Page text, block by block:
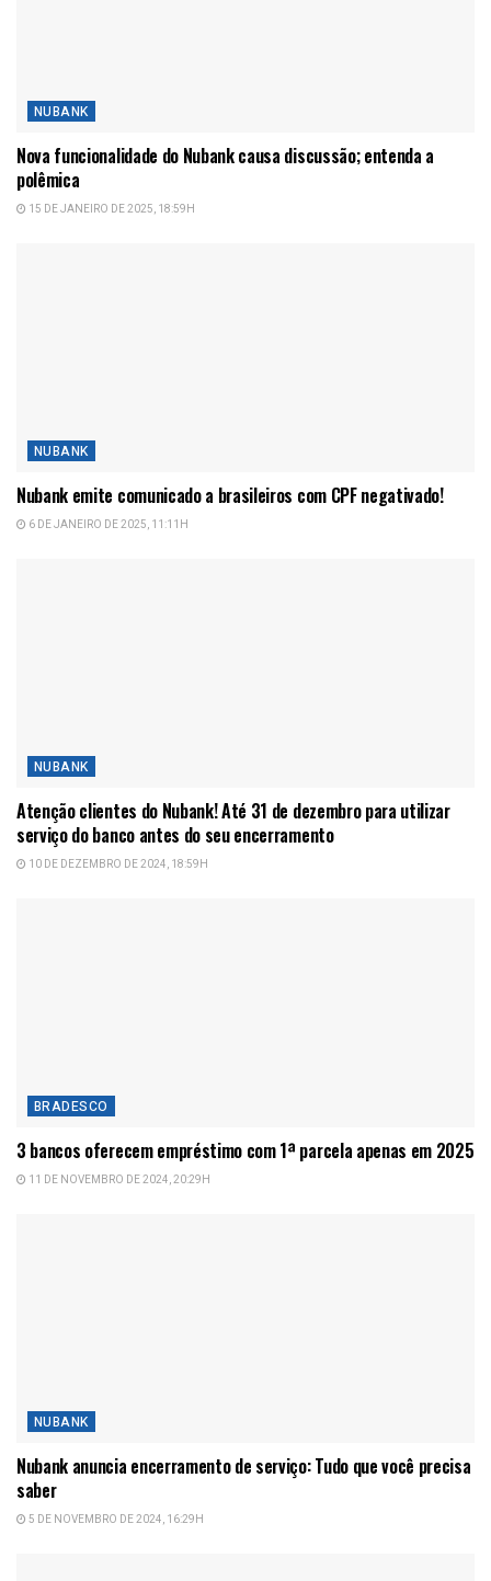
NUBANK
Nova funcionalidade do Nubank causa discussão; entenda a
polêmica
15 DE JANEIRO DE 2025, 18:59H
NUBANK
Nubank emite comunicado a brasileiros com CPF negativado!
6 DE JANEIRO DE 2025, 11:11H
NUBANK
Atenção clientes do Nubank! Até 31 de dezembro para utilizar
serviço do banco antes do seu encerramento
10 DE DEZEMBRO DE 2024, 18:59H
BRADESCO
3 bancos oferecem empréstimo com 1ª parcela apenas em 2025
11 DE NOVEMBRO DE 2024, 20:29H
NUBANK
Nubank anuncia encerramento de serviço: Tudo que você precisa
saber
5 DE NOVEMBRO DE 2024, 16:29H